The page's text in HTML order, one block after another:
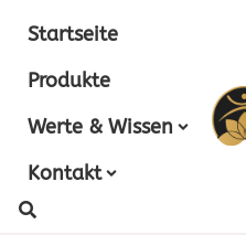
InhaltStartseite
Produkte
Werte & Wissen
Kontakt